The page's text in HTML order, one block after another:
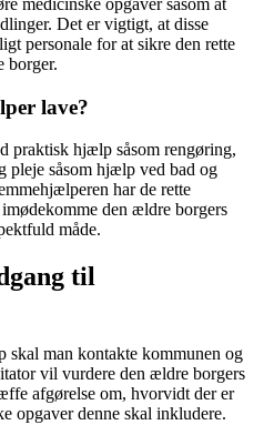
medicinske opgaver såsom at
Det er vigtigt, at disse
personale for at sikre den rette
borger.
lave?
praktisk hjælp såsom rengøring,
pleje såsom hjælp ved bad og
har de rette
den ældre borgers
måde.
til
skal man kontakte kommunen og
vil vurdere den ældre borgers
afgørelse om, hvorvidt der er
opgaver denne skal inkludere.